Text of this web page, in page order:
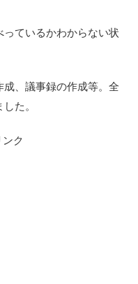
っているかわからない状
、議事録の作成等。全
た。
ク